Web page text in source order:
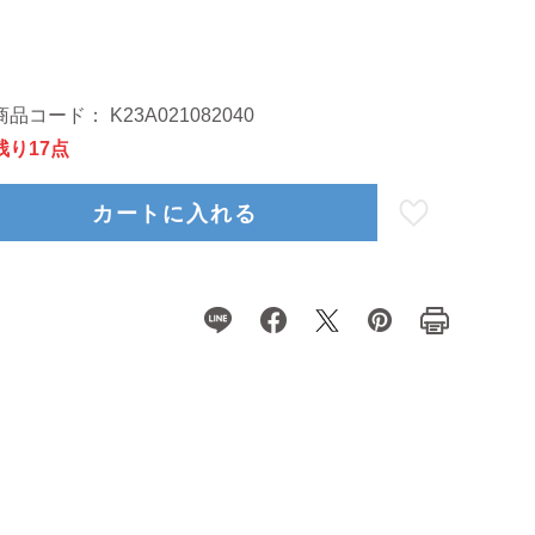
品コード：
K23A021082040
り17点
カートに入れる